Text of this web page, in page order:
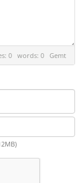
0 words: 0 Gemt